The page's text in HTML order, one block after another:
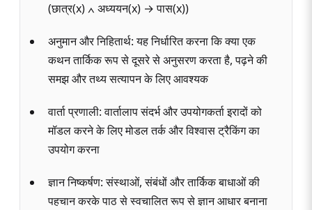
(छात्र(x) ∧ अध्ययन(x) → पास(x))
अनुमान और निहितार्थ: यह निर्धारित करना कि क्या एक
कथन तार्किक रूप से दूसरे से अनुसरण करता है, पढ़ने की
समझ और तथ्य सत्यापन के लिए आवश्यक
वार्ता प्रणाली: वार्तालाप संदर्भ और उपयोगकर्ता इरादों को
मॉडल करने के लिए मोडल तर्क और विश्वास ट्रैकिंग का
उपयोग करना
ज्ञान निष्कर्षण: संस्थाओं, संबंधों और तार्किक बाधाओं की
पहचान करके पाठ से स्वचालित रूप से ज्ञान आधार बनाना